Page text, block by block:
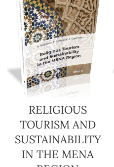
RELIGIOUS
TOURISM AND
SUSTAINABILITY
IN THE MENA